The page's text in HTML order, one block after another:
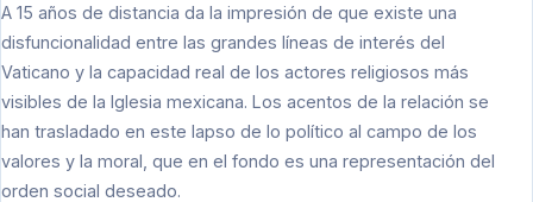
A 15 años de distancia da la impresión de que existe una
disfuncionalidad entre las grandes líneas de interés del
Vaticano y la capacidad real de los actores religiosos más
visibles de la Iglesia mexicana. Los acentos de la relación se
han trasladado en este lapso de lo político al campo de los
valores y la moral, que en el fondo es una representación del
orden social deseado.